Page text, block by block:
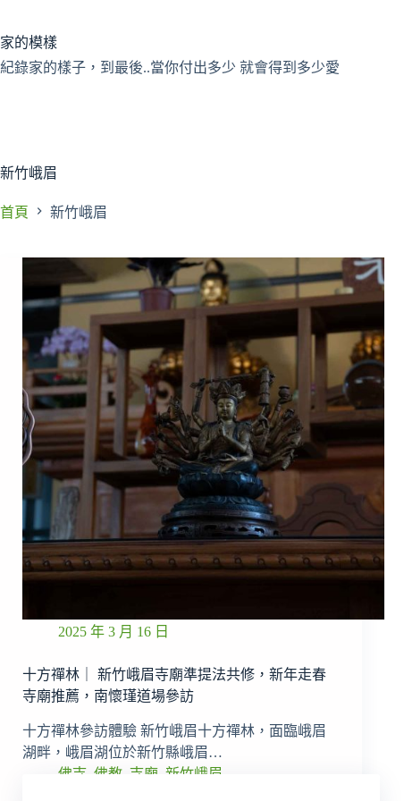
至
主
要
家的模樣
紀錄家的樣子，到最後..當你付出多少 就會得到多少愛
新竹峨眉
首頁 新竹峨眉
2025 年 3 月 16 日
十方禪林｜ 新竹峨眉寺廟準提法共修，新年走春
寺廟推薦，南懷瑾道場參訪
十方禪林參訪體驗 新竹峨眉十方禪林，面臨峨眉
湖畔，峨眉湖位於新竹縣峨眉…
佛寺 佛教 寺廟 新竹峨眉